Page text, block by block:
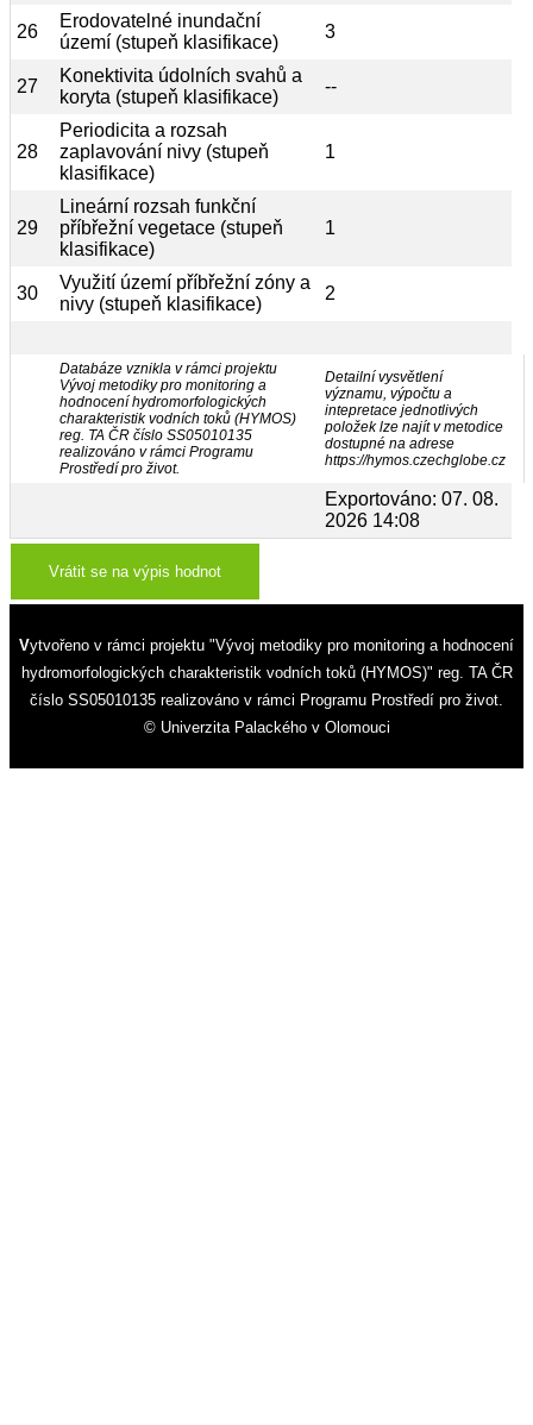
26
Erodovatelné inundační
území (stupeň klasifikace)
3
27
Konektivita údolních svahů a
koryta (stupeň klasifikace)
--
28
Periodicita a rozsah
zaplavování nivy (stupeň
klasifikace)
1
29
Lineární rozsah funkční
příbřežní vegetace (stupeň
klasifikace)
1
30
Využití území příbřežní zóny a
nivy (stupeň klasifikace)
2
Databáze vznikla v rámci projektu
Vývoj metodiky pro monitoring a
hodnocení hydromorfologických
charakteristik vodních toků (HYMOS)
reg. TA ČR číslo SS05010135
realizováno v rámci Programu
Prostředí pro život.
Detailní vysvětlení
významu, výpočtu a
intepretace jednotlivých
položek lze najít v metodice
dostupné na adrese
https://hymos.czechglobe.cz
Exportováno: 07. 08.
2026 14:08
Vrátit se na výpis hodnot
Vytvořeno v rámci projektu "Vývoj metodiky pro monitoring a hodnocení
hydromorfologických charakteristik vodních toků (HYMOS)" reg. TA ČR
číslo SS05010135 realizováno v rámci Programu Prostředí pro život.
© Univerzita Palackého v Olomouci